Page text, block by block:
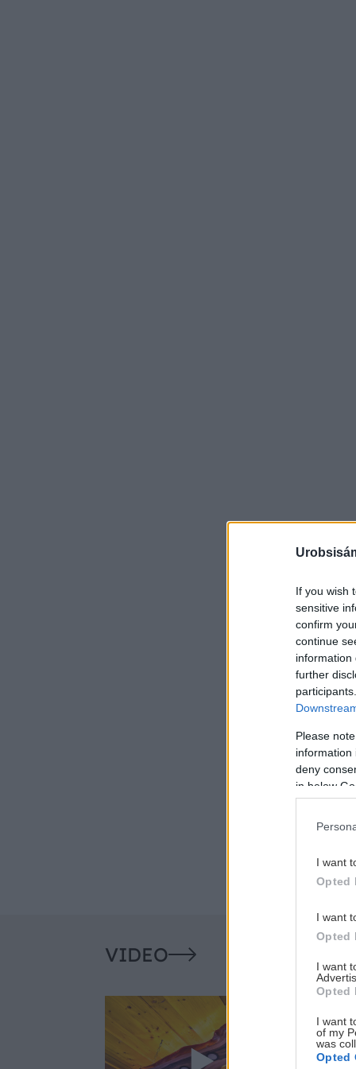
If you wish
sensitive
confirm
continue
information
further
Please
information
deny
in below
I want
Opted
I want
Opted
I want
Opted
I want
of my
was
Opted
VIDEO